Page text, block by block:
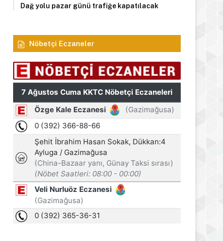
Dağ yolu pazar günü trafiğe kapatılacak
Nöbetçi Eczaneler